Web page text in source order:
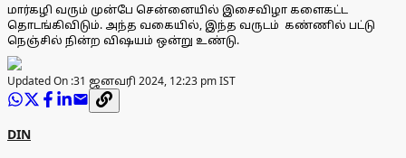
மார்கழி வரும் முன்பே சென்னையில் இசைவிழா களைகட்ட
தொடங்கிவிடும். அந்த வகையில், இந்த வருடம் கண்ணில் பட்டு
நெஞ்சில் நின்ற விஷயம் ஒன்று உண்டு.
Updated On :31 ஜனவரி 2024, 12:23 pm IST
DIN